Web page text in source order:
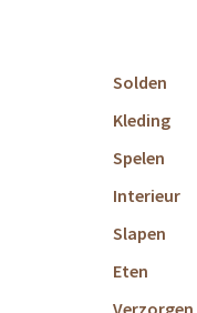
Solden
Kleding
Spelen
Interieur
Slapen
Eten
Verzorgen